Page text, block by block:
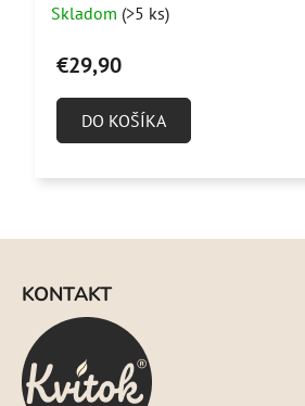
hodnotenie
produktu
z
Skladom (>5 ks)
€29,90
DO KOŠÍKA
KONTAKT